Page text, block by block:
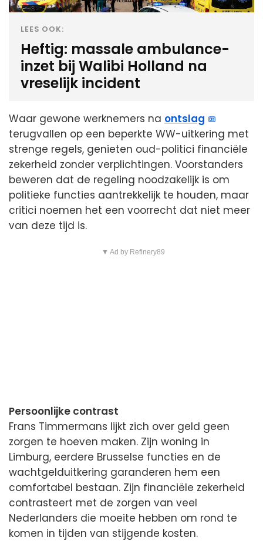
LEES OOK:
Heftig: massale ambulance-
inzet bij Walibi Holland na
vreselijk incident
Waar gewone werknemers na ontslag
terugvallen op een beperkte WW-uitkering met
strenge regels, genieten oud-politici financiële
zekerheid zonder verplichtingen. Voorstanders
beweren dat de regeling noodzakelijk is om
politieke functies aantrekkelijk te houden, maar
critici noemen het een voorrecht dat niet meer
van deze tijd is.
▼ Ad by Refinery89
Persoonlijke contrast
Frans Timmermans lijkt zich over geld geen
zorgen te hoeven maken. Zijn woning in
Limburg, eerdere Brusselse functies en de
wachtgelduitkering garanderen hem een
comfortabel bestaan. Zijn financiële zekerheid
contrasteert met de zorgen van veel
Nederlanders die moeite hebben om rond te
komen in tijden van stijgende kosten.